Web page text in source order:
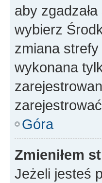
aby
wybierz
zmiana
wykonana
Góra
Zmieniłem
Jeżeli jesteś